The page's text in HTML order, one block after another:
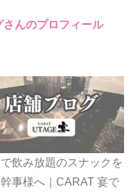
さんのプロフィール
飲み放題のスナックを
事様へ｜CARAT 宴で